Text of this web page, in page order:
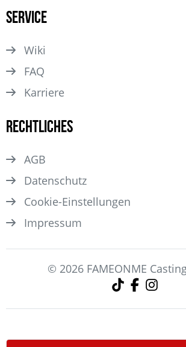
Service
Wiki
FAQ
Karriere
Rechtliches
AGB
Datenschutz
Cookie-Einstellungen
Impressum
© 2026 FAMEONME